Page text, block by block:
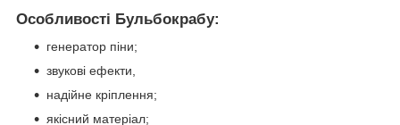
Особливості Бульбокрабу:
генератор піни;
звукові ефекти,
надійне кріплення;
якісний матеріал;